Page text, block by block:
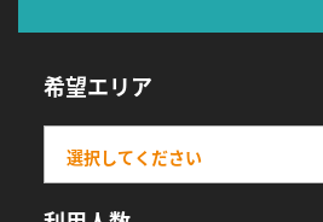
希望エリア